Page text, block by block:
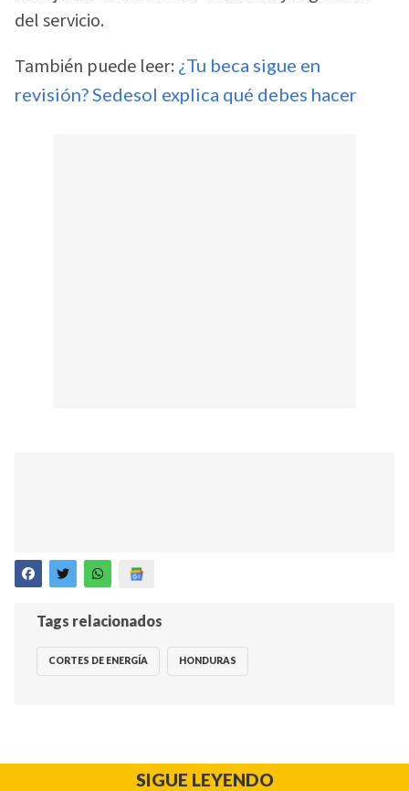
del servicio.
También puede leer: ¿Tu beca sigue en
revisión? Sedesol explica qué debes hacer
Tags relacionados
CORTES DE ENERGÍA HONDURAS
SIGUE LEYENDO